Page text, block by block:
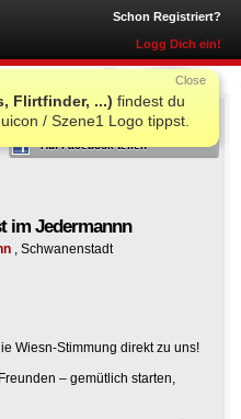
Schon Registriert?
Logg Dich ein!
Flirtfinder, ...) findest du
/ Szene1 Logo tippst.
Close
ICH WAR AUCH DORT
Auf Facebook teilen
im Jedermannn
, Schwanenstadt
Wiesn-Stimmung direkt zu uns!
– gemütlich starten,